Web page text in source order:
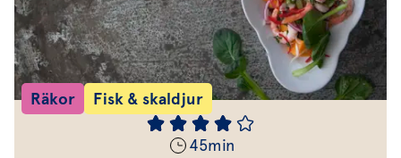
Räkor Fisk & skaldjur
45min